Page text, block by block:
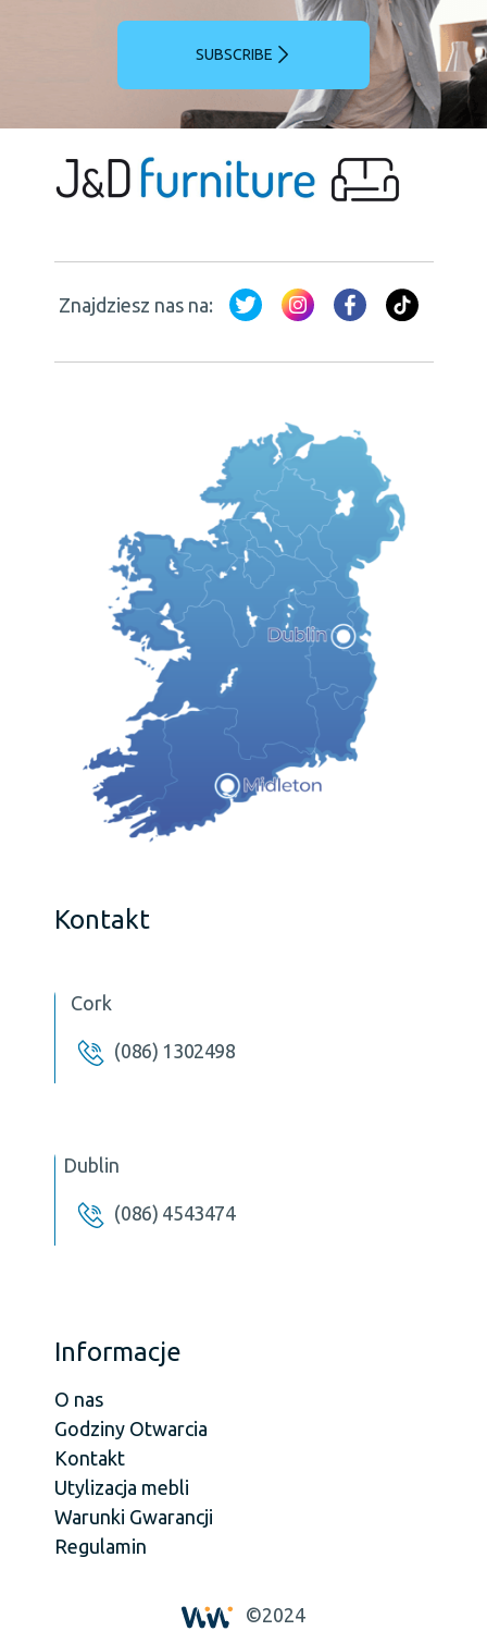
SUBSCRIBE
Znajdziesz nas na:
Kontakt
Cork
(086) 1302498
Dublin
(086) 4543474
Informacje
O nas
Godziny Otwarcia
Kontakt
Utylizacja mebli
Warunki Gwarancji
Regulamin
©2024